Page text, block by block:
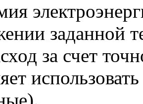
заданной
за счет